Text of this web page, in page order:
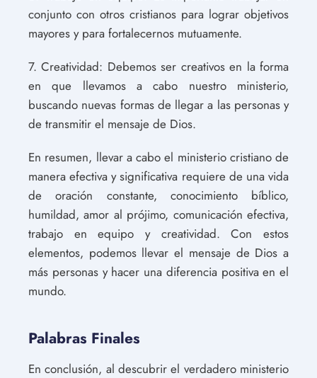
conjunto con otros cristianos para lograr objetivos
mayores y para fortalecernos mutuamente.
7. Creatividad: Debemos ser creativos en la forma
en que llevamos a cabo nuestro ministerio,
buscando nuevas formas de llegar a las personas y
de transmitir el mensaje de Dios.
En resumen, llevar a cabo el ministerio cristiano de
manera efectiva y significativa requiere de una vida
de oración constante, conocimiento bíblico,
humildad, amor al prójimo, comunicación efectiva,
trabajo en equipo y creatividad. Con estos
elementos, podemos llevar el mensaje de Dios a
más personas y hacer una diferencia positiva en el
mundo.
Palabras Finales
En conclusión, al descubrir el verdadero ministerio